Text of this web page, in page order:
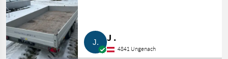
J .
4841 Ungenach